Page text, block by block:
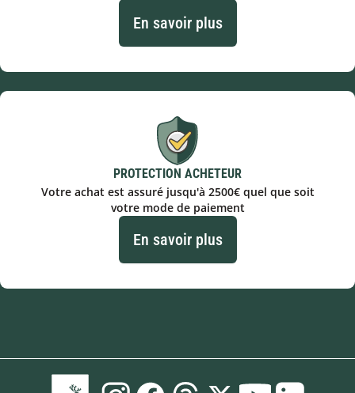
En savoir plus
PROTECTION ACHETEUR
Votre achat est assuré jusqu'à 2500€ quel que soit
votre mode de paiement
En savoir plus